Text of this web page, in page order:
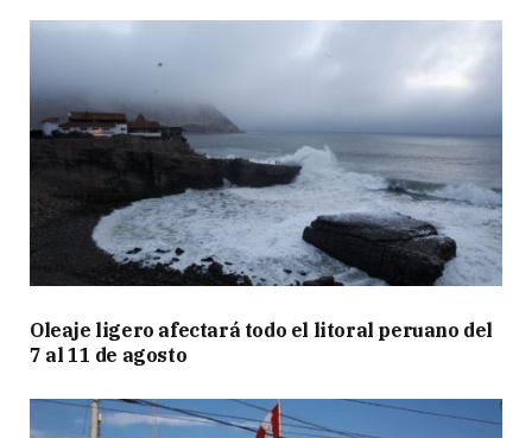
Oleaje ligero afectará todo el litoral peruano del
7 al 11 de agosto